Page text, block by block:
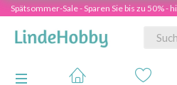
Spätsommer-Sale - Sparen Sie bis zu 50% -
Anzeige ändern